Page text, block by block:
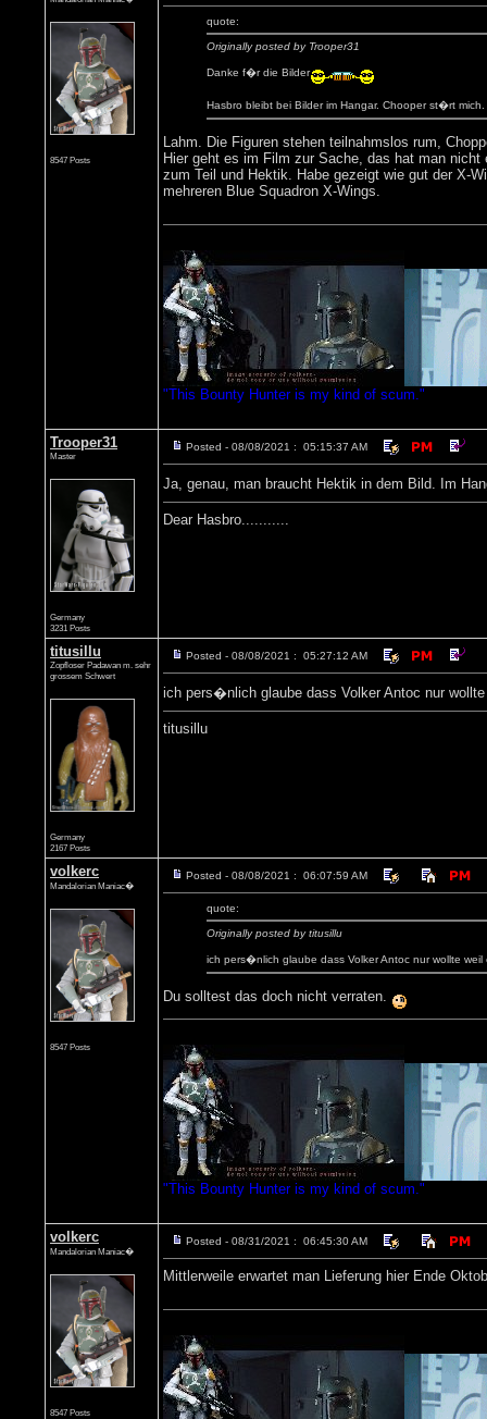
8547 Posts
quote:
Originally posted by Trooper31
Danke f�r die Bilder
Hasbro bleibt bei Bilder im Hangar. Chooper st�rt
Lahm. Die Figuren stehen teilnahmslos rum,
Hier geht es im Film zur Sache, das hat man
zum Teil und Hektik. Habe gezeigt wie gut der X-
mehreren Blue Squadron X-Wings.
"This Bounty Hunter is my kind of scum."
Trooper31
Master
Germany
3231 Posts
Posted - 08/08/2021 : 05:15:37 AM
Ja, genau, man braucht Hektik in dem Bild. Im
Dear Hasbro...........
titusillu
Zopfloser Padawan m. sehr
grossem Schwert
Germany
2167 Posts
Posted - 08/08/2021 : 05:27:12 AM
ich pers�nlich glaube dass Volker Antoc nur
titusillu
volkerc
Mandalorian Maniac�
8547 Posts
Posted - 08/08/2021 : 06:07:59 AM
quote:
Originally posted by titusillu
ich pers�nlich glaube dass Volker Antoc nur wollte
Du solltest das doch nicht verraten.
"This Bounty Hunter is my kind of scum."
volkerc
Mandalorian Maniac�
8547 Posts
Posted - 08/31/2021 : 06:45:30 AM
Mittlerweile erwartet man Lieferung hier Ende